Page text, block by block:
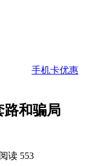
手机卡优惠
路和骗局
阅读 553